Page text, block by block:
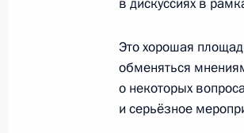
Прощание с
27 ноября 2019 года,
Это хорошая
обменяться
о некоторых
и серьёзное